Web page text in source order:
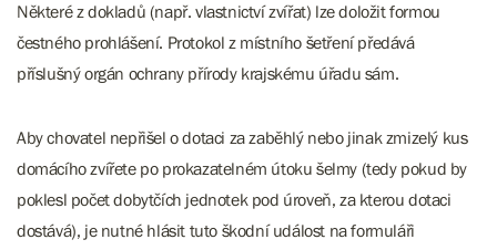
Některé z dokladů (např. vlastnictví zvířat) lze doložit formou
čestného prohlášení. Protokol z místního šetření předává
příslušný orgán ochrany přírody krajskému úřadu sám.
Aby chovatel nepřišel o dotaci za zaběhlý nebo jinak zmizelý kus
domácího zvířete po prokazatelném útoku šelmy (tedy pokud by
poklesl počet dobytčích jednotek pod úroveň, za kterou dotaci
dostává), je nutné hlásit tuto škodní událost na formuláři